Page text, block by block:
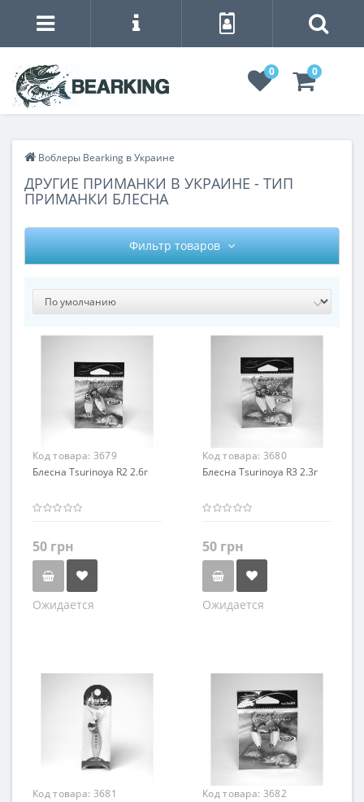
0 0
Воблеры Bearking в Украине
ДРУГИЕ ПРИМАНКИ В УКРАИНЕ - ТИП
ПРИМАНКИ БЛЕСНА
Фильтр товаров
Код товара: 3679
Блесна Tsurinoya R2 2.6г
50 грн
Ожидается
Код товара: 3680
Блесна Tsurinoya R3 2.3г
50 грн
Ожидается
Код товара: 3681
Код товара: 3682